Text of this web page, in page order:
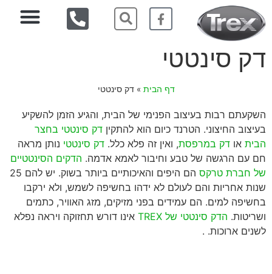
דק סינטטי
דף הבית »דק סינטטי
השקעתם רבות בעיצוב הפנימי של הבית, והגיע הזמן להשקיע
בעיצוב החיצוני. הטרנד כיום הוא להתקין דק סינטטי בחצר
הבית או דק במרפסת, ואין זה פלא כלל. דק סינטטי נותן מראה
חם עם הרגשה של טבע וחיבור לאמא אדמה. הדקים הסינטטיים
של חברת טרקס
הם היפים והאיכותיים ביותר בשוק. יש להם 25
שנות אחריות והם לעולם לא ידהו בחשיפה לשמש, ולא ירקבו
בחשיפה למים. הם עמידים בפני מזיקים, מזג האוויר, כתמים
ושריטות. הדק סינטטי של TREX
אינו דורש תחזוקה ויראה נפלא
לשנים ארוכות. .